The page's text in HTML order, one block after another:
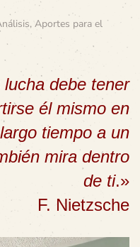
, Aportes para el
debe tener
él mismo en
tiempo a un
mira dentro
de ti.»
F. Nietzsche